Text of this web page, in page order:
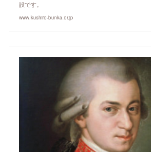
設です。
www.kushiro-bunka.or.jp